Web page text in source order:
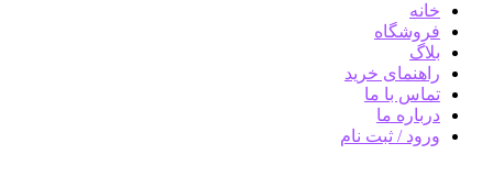
خانه
فروشگاه
بلاگ
راهنمای خرید
تماس با ما
درباره ما
ورود / ثبت نام